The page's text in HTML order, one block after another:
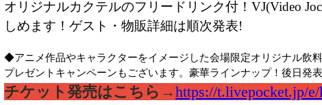
オリジナルカクテルのフリードリンク付！VJ(Video
しめます！ゲスト・物販詳細は順次発表!
◆アニメ作品やキャラクターをイメージした会場限定オリジナル飲
プレゼントキャンペーンもございます。豪華ラインナップ！後日発
チケット発売はこちら→https://t.livepocket.jp/